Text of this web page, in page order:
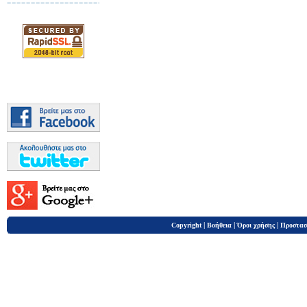
Copyright | Βοήθεια |Όροι χρήσης |